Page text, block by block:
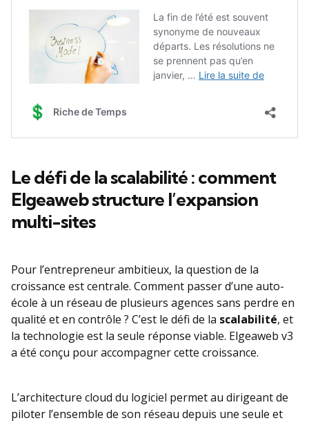
Le défi de la scalabilité : comment
Elgeaweb structure l’expansion
multi-sites
Pour l’entrepreneur ambitieux, la question de la
croissance est centrale. Comment passer d’une auto-
école à un réseau de plusieurs agences sans perdre en
qualité et en contrôle ? C’est le défi de la scalabilité, et
la technologie est la seule réponse viable. Elgeaweb v3
a été conçu pour accompagner cette croissance.
L’architecture cloud du logiciel permet au dirigeant de
piloter l’ensemble de son réseau depuis une seule et